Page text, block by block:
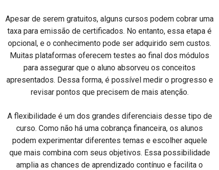
Apesar de serem gratuitos, alguns cursos podem cobrar uma
taxa para emissão de certificados. No entanto, essa etapa é
opcional, e o conhecimento pode ser adquirido sem custos.
Muitas plataformas oferecem testes ao final dos módulos
para assegurar que o aluno absorveu os conceitos
apresentados. Dessa forma, é possível medir o progresso e
revisar pontos que precisem de mais atenção.
A flexibilidade é um dos grandes diferenciais desse tipo de
curso. Como não há uma cobrança financeira, os alunos
podem experimentar diferentes temas e escolher aquele
que mais combina com seus objetivos. Essa possibilidade
amplia as chances de aprendizado contínuo e facilita o